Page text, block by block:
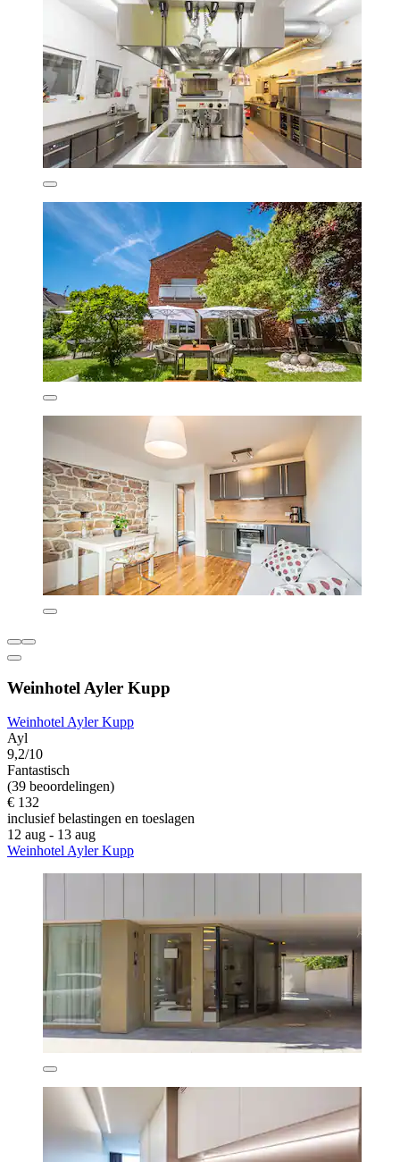
Weinhotel Ayler Kupp
Weinhotel Ayler Kupp
Ayl
9,2/10
Fantastisch
(39 beoordelingen)
€ 132
inclusief belastingen en toeslagen
12 aug - 13 aug
Weinhotel Ayler Kupp